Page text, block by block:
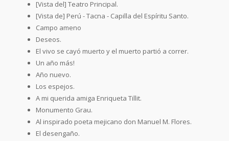
[Vista del] Teatro Principal.
[Vista de] Perú - Tacna - Capilla del Espíritu Santo.
Campo ameno
Deseos.
El vivo se cayó muerto y el muerto partió a correr.
Un año más!
Año nuevo.
Los espejos.
A mi querida amiga Enriqueta Tillit.
Monumento Grau.
Al inspirado poeta mejicano don Manuel M. Flores.
El desengaño.